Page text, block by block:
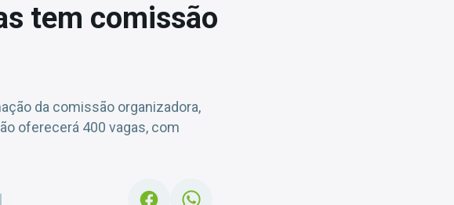
tem comissão
da comissão organizadora,
oferecerá 400 vagas, com